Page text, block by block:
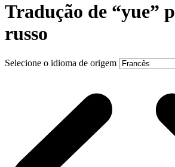
Tradução de “yue”
russo
Selecione o idioma de origem